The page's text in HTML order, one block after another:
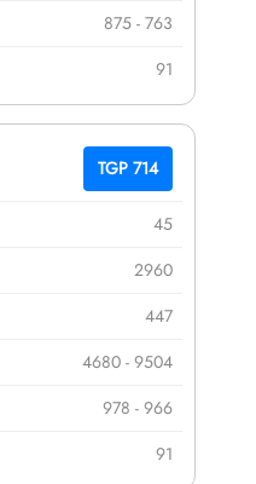
875 - 763
91
TGP 714
45
2960
447
4680 - 9504
978 - 966
91